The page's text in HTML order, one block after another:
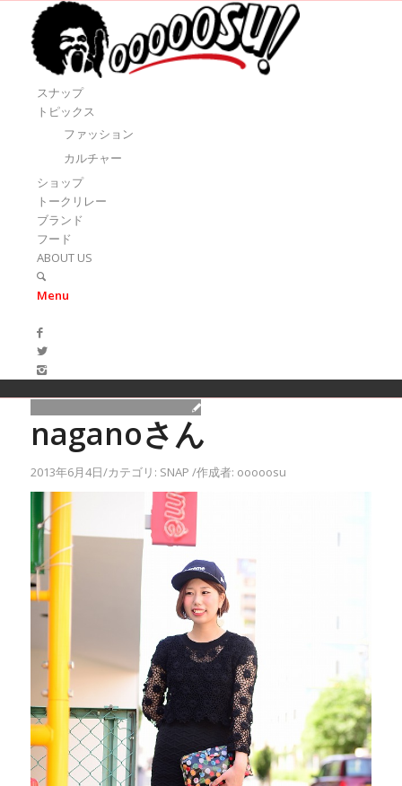
スナップ
トピックス
ファッション
カルチャー
ショップ
トークリレー
ブランド
フード
ABOUT US
Menu
naganoさん
2013年6月4日/カテゴリ: SNAP /作成者: ooooosu